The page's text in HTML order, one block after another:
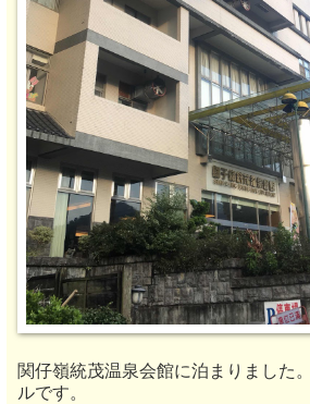
関仔嶺統茂温泉会館に泊まりました
ルです。